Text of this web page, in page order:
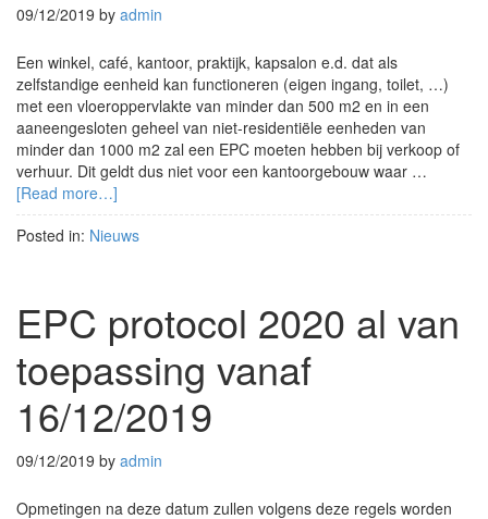
09/12/2019 by admin
Een winkel, café, kantoor, praktijk, kapsalon e.d. dat als
zelfstandige eenheid kan functioneren (eigen ingang, toilet, …)
met een vloeroppervlakte van minder dan 500 m2 en in een
aaneengesloten geheel van niet-residentiële eenheden van
minder dan 1000 m2 zal een EPC moeten hebben bij verkoop of
verhuur. Dit geldt dus niet voor een kantoorgebouw waar …
[Read more…]
Posted in: Nieuws
EPC protocol 2020 al van
toepassing vanaf
16/12/2019
09/12/2019 by admin
Opmetingen na deze datum zullen volgens deze regels worden